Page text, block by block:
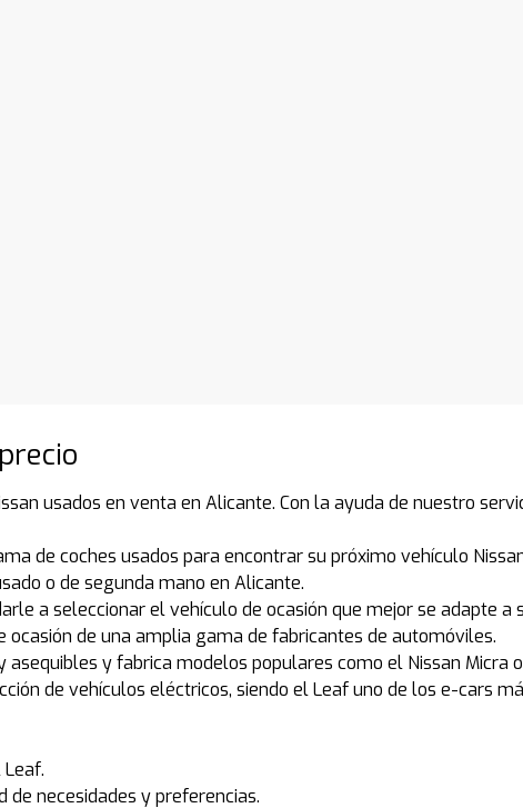
usados en venta en Alicante. Con la ayuda de nuestro
de coches usados para encontrar su próximo vehículo
o de segunda mano en Alicante.
a seleccionar el vehículo de ocasión que mejor se adapte a
de una amplia gama de fabricantes de automóviles.
y fabrica modelos populares como el Nissan Micra o
de vehículos eléctricos, siendo el Leaf uno de los e-cars
de necesidades y preferencias.